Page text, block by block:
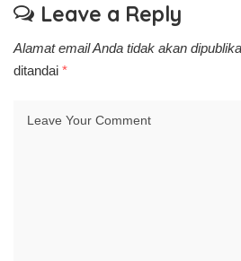
Leave a Reply
Alamat email Anda tidak akan
ditandai *